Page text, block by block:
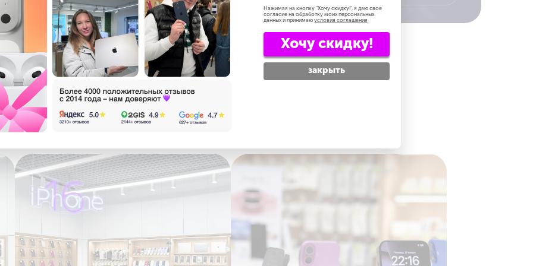
порадуйте себя и близких
Нажимая на кнопку "Хочу скидку!", я даю свое
согласие на обработку моих персональных
данных и принимаю условия соглашения
Хочу скидку!
закрыть